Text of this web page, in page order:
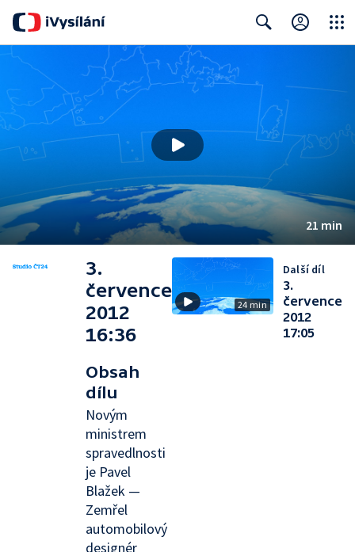
21 min
3.
července
2012
16:36
Obsah
dílu
Novým
ministrem
spravedlnosti
je Pavel
Blažek —
Zemřel
automobilový
designér
24 min
Další díl
3.
července
2012
17:05